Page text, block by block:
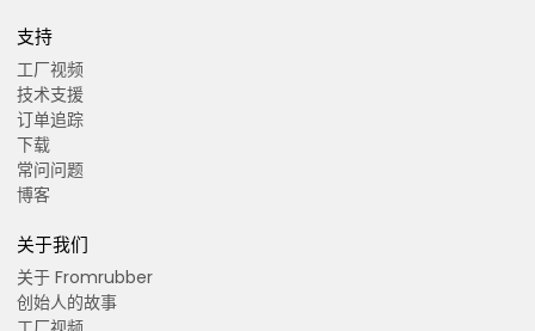
支持
工厂视频
技术支援
订单追踪
下载
常问问题
博客
关于我们
关于 Fromrubber
创始人的故事